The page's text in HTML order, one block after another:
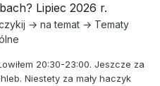
Lipiec 2026 r.
→ na temat → Tematy
20:30-23:00. Jeszcze za
Niestety za mały haczyk